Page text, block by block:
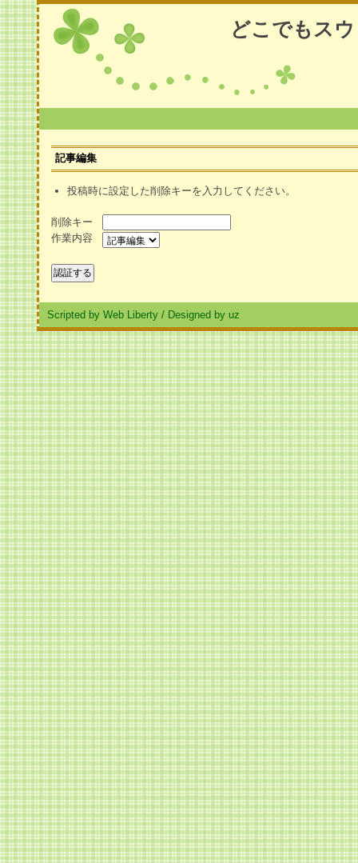
どこでもス
記事編集
投稿時に設定した削除キーを入力してください。
削除キー
作業内容
Scripted by Web Liberty / Designed by uz